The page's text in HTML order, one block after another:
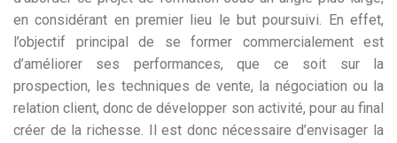
en considérant en premier lieu le but poursuivi. En effet,
l’objectif principal de se former commercialement est
d’améliorer ses performances, que ce soit sur la
prospection, les techniques de vente, la négociation ou la
relation client, donc de développer son activité, pour au final
créer de la richesse. Il est donc nécessaire d’envisager la